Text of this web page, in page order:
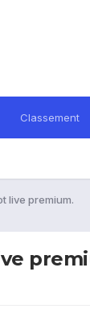
Classement
live premium.